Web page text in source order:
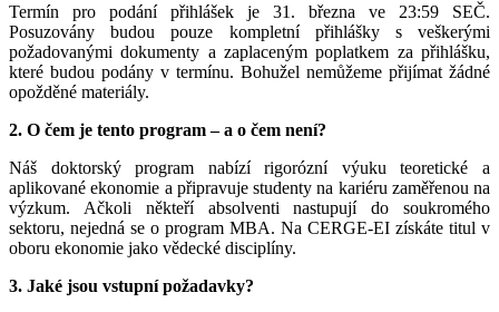
Termín pro podání přihlášek je 31. března ve 23:59 SEČ.
Posuzovány budou pouze kompletní přihlášky s veškerými
požadovanými dokumenty a zaplaceným poplatkem za přihlášku,
které budou podány v termínu. Bohužel nemůžeme přijímat žádné
opožděné materiály.
2. O čem je tento program – a o čem není?
Náš doktorský program nabízí rigorózní výuku teoretické a
aplikované ekonomie a připravuje studenty na kariéru zaměřenou na
výzkum. Ačkoli někteří absolventi nastupují do soukromého
sektoru, nejedná se o program MBA. Na CERGE-EI získáte titul v
oboru ekonomie jako vědecké disciplíny.
3. Jaké jsou vstupní požadavky?